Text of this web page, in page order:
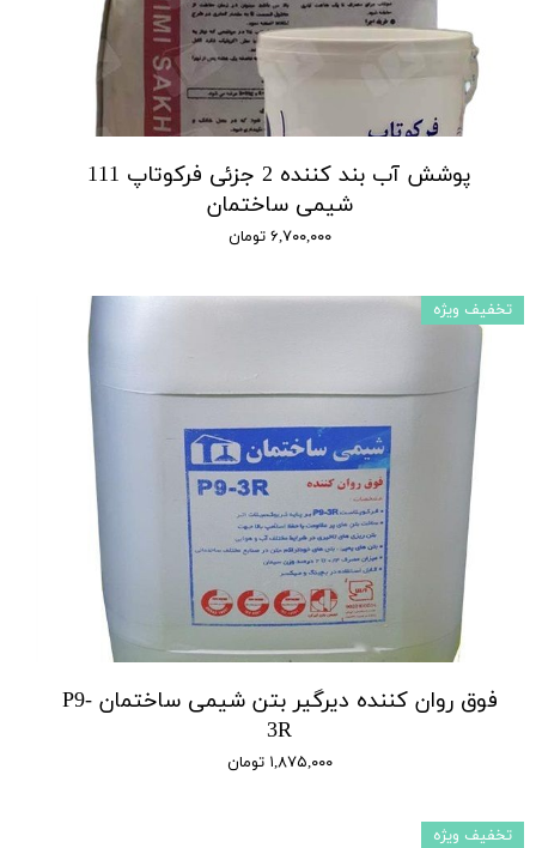
پوشش آب بند کننده 2 جزئی فرکوتاپ 111
شیمی ساختمان
۶,۷۰۰,۰۰۰ تومان
فوق روان کننده دیرگیر بتن شیمی ساختمان P9-
3R
۱,۸۷۵,۰۰۰ تومان
تخفیف ویژه
تخفیف ویژه